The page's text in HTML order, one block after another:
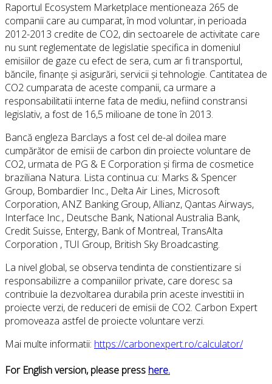
Raportul Ecosystem Marketplace mentioneaza 265 de
companii care au cumparat, în mod voluntar, in perioada
2012-2013 credite de CO2, din sectoarele de activitate care
nu sunt reglementate de legislatie specifica in domeniul
emisiilor de gaze cu efect de sera, cum ar fi transportul,
băncile, finanțe și asigurări, servicii și tehnologie. Cantitatea de
CO2 cumparata de aceste companii, ca urmare a
responsabilitatii interne fata de mediu, nefiind constransi
legislativ, a fost de 16,5 milioane de tone în 2013.
Bancă engleza Barclays a fost cel de-al doilea mare
cumpărător de emisii de carbon din proiecte voluntare de
CO2, urmata de PG & E Corporation și firma de cosmetice
braziliana Natura. Lista continua cu: Marks & Spencer
Group, Bombardier Inc., Delta Air Lines, Microsoft
Corporation, ANZ Banking Group, Allianz, Qantas Airways,
Interface Inc., Deutsche Bank, National Australia Bank,
Credit Suisse, Entergy, Bank of Montreal, TransAlta
Corporation , TUI Group, British Sky Broadcasting.
La nivel global, se observa tendinta de constientizare si
responsabilizre a companiilor private, care doresc sa
contribuie la dezvoltarea durabila prin aceste investitii in
proiecte verzi, de reduceri de emisii de CO2. Carbon Expert
promoveaza astfel de proiecte voluntare verzi.
Mai multe informatii: https://carbonexpert.ro/calculator/
For English version, please press here.